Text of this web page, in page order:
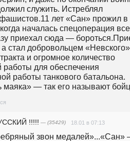
служить. Истреблял
лет «Сан» прожил в
началась спецоперация все
приехал сюда —
стал добровольцем
и огромное количество
работы для обеспечения
работы танкового батальона.
маяка» — так его называют
!!!!! — (35429) 18.01 в 07:13